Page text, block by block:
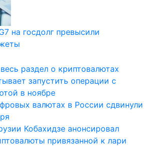
на госдолг превысили
запустить операции с
в ноябре
валютах в России сдвинули
Кобахидзе анонсировал
привязанной к лари